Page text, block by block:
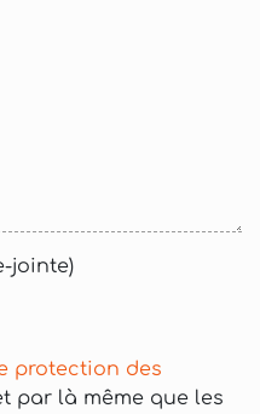
jointe)
protection des
par là même que les